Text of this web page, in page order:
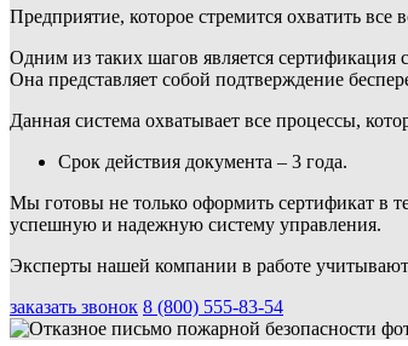
Предприятие, которое стремится охватить
Одним из таких шагов является сертификация
Она представляет собой подтверждение
Данная система охватывает все процессы,
Срок действия документа – 3 года.
Мы готовы не только оформить сертификат в
успешную и надежную систему управления.
Эксперты нашей компании в работе
заказать звонок 8 (800) 555-83-54